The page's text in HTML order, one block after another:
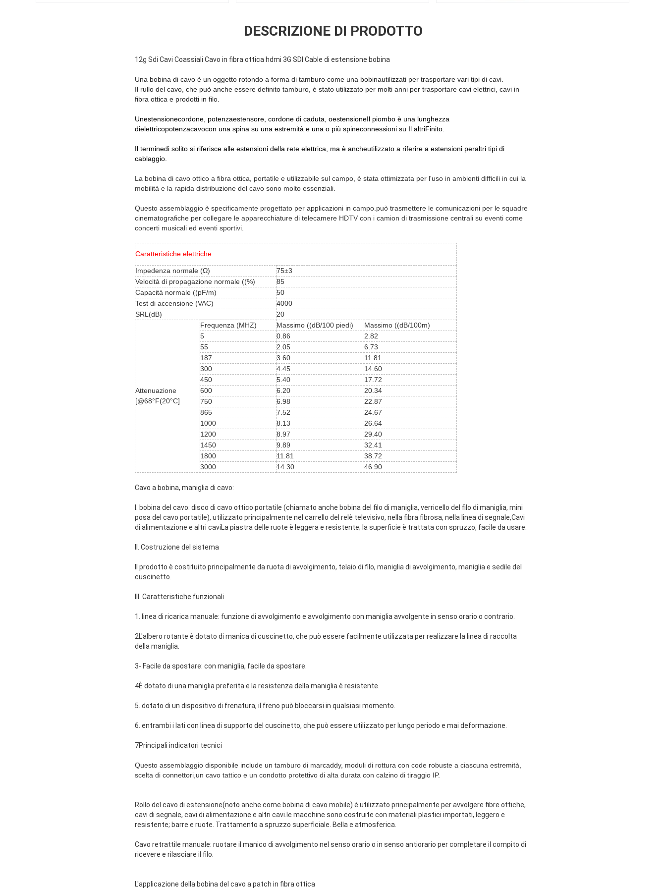
DESCRIZIONE DI PRODOTTO
12g Sdi Cavi Coassiali Cavo in fibra ottica hdmi 3G SDI Cable di estensione bobina
Una bobina di cavo è un oggetto rotondo a forma di tamburo come una bobinautilizzati per trasportare vari tipi di cavi.
Il rullo del cavo, che può anche essere definito tamburo, è stato utilizzato per molti anni per trasportare cavi elettrici, cavi in
fibra ottica e prodotti in filo.
Unestensionecordone, potenzaestensore , cordone di caduta, oestensioneIl piombo è una lunghezza
dielettricopotenzacavocon una spina su una estremità e una o più spineconnessioni su Il altriFinito.
Il terminedi solito si riferisce alle estensioni della rete elettrica, ma è ancheutilizzato a riferire a estensioni peraltri tipi di
cablaggio.
La bobina di cavo ottico a fibra ottica, portatile e utilizzabile sul campo, è stata ottimizzata per l'uso in ambienti difficili in cui la
mobilità e la rapida distribuzione del cavo sono molto essenziali.
Questo assemblaggio è specificamente progettato per applicazioni in campo.può trasmettere le comunicazioni per le squadre
cinematografiche per collegare le apparecchiature di telecamere HDTV con i camion di trasmissione centrali su eventi come
concerti musicali ed eventi sportivi.
Caratteristiche elettriche
Impedenza normale (Ω)
75±3
Velocità di propagazione normale ((%)
85
Capacità normale ((pF/m)
50
Test di accensione (VAC)
4000
SRL(dB)
20
Attenuazione
[@68°F(20°C]
Frequenza (MHZ) Massimo ((dB/100 piedi)
Massimo ((dB/100m)
5
0.86
2.82
55
2.05
6.73
187
3.60
11.81
300
4.45
14.60
450
5.40
17.72
600
6.20
20.34
750
6.98
22.87
865
7.52
24.67
1000
8.13
26.64
1200
8.97
29.40
1450
9.89
32.41
1800
11.81
38.72
3000
14.30 46.90
Cavo a bobina, maniglia di cavo:
I. bobina del cavo: disco di cavo ottico portatile (chiamato anche bobina del filo di maniglia, verricello del filo di maniglia, mini
posa del cavo portatile), utilizzato principalmente nel carrello del relè televisivo, nella fibra fibrosa, nella linea di segnale,Cavi
di alimentazione e altri caviLa piastra delle ruote è leggera e resistente; la superficie è trattata con spruzzo, facile da usare.
II. Costruzione del sistema
Il prodotto è costituito principalmente da ruota di avvolgimento, telaio di filo, maniglia di avvolgimento, maniglia e sedile del
cuscinetto.
. Caratteristiche funzionali
1. linea di ricarica manuale: funzione di avvolgimento e avvolgimento con maniglia avvolgente in senso orario o contrario.
2L'albero rotante è dotato di manica di cuscinetto, che può essere facilmente utilizzata per realizzare la linea di raccolta
della maniglia.
3- Facile da spostare: con maniglia, facile da spostare.
4È dotato di una maniglia preferita e la resistenza della maniglia è resistente.
5. dotato di un dispositivo di frenatura, il freno può bloccarsi in qualsiasi momento.
6. entrambi i lati con linea di supporto del cuscinetto, che può essere utilizzato per lungo periodo e mai deformazione.
7Principali indicatori tecnici
Questo assemblaggio disponibile include un tamburo di marcaddy, moduli di rottura con code robuste a ciascuna estremità,
scelta di connettori,un cavo tattico e un condotto protettivo di alta durata con calzino di tiraggio IP.
Rollo del cavo di estensione(noto anche come bobina di cavo mobile) è utilizzato principalmente per avvolgere fibre ottiche,
cavi di segnale, cavi di alimentazione e altri cavi.le macchine sono costruite con materiali plastici importati, leggero e
resistente; barre e ruote. Trattamento a spruzzo superficiale. Bella e atmosferica.
Cavo retrattile manuale: ruotare il manico di avvolgimento nel senso orario o in senso antiorario per completare il compito di
ricevere e rilasciare il filo.
L'applicazione della bobina del cavo a patch in fibra ottica